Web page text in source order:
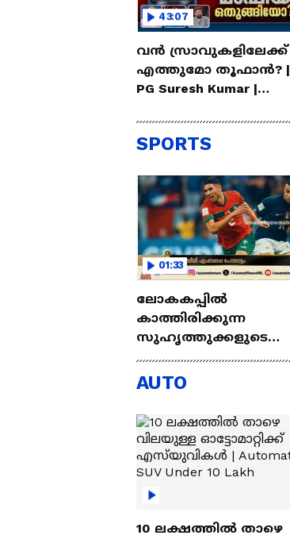
43:07
വൻ സ്രാവുകളിലേക്ക്
എത്തുമോ തൂഫാൻ? |
PG Suresh Kumar |
SPORTS
01:33
ലോകകപ്പിൽ
കാത്തിരിക്കുന്ന
സുഹൃത്തുക്കളുടെ
പോരാട്ടം; ഹക്കീമിയും
എംബാപ്പെയും
AUTO
10 ലക്ഷത്തിൽ താഴെ